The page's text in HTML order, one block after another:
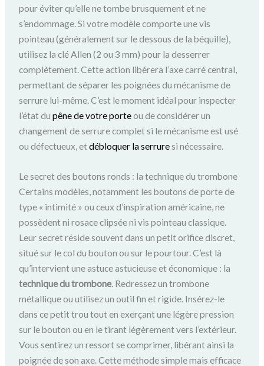
pour éviter qu’elle ne tombe brusquement et ne
s’endommage. Si votre modèle comporte une vis
pointeau (généralement sur le dessous de la béquille),
utilisez la clé Allen (2 ou 3 mm) pour la desserrer
complètement. Cette action libérera l’axe carré central,
permettant de séparer les poignées du mécanisme de
serrure lui-même. C’est le moment idéal pour inspecter
l’état dupêne de votre porteou de considérer un
changement de serrure complet si le mécanisme est usé
ou défectueux, etdébloquer la serruresi nécessaire.
Le secret des boutons ronds : la technique du trombone
Certains modèles, notamment les boutons de porte de
type « intimité » ou ceux d’inspiration américaine, ne
possèdent ni rosace clipsée ni vis pointeau classique.
Leur secret réside souvent dans un petit orifice discret,
situé sur le col du bouton ou sur le pourtour. C’est là
qu’intervient une astuce astucieuse et économique : la
technique du trombone. Redressez un trombone
métallique ou utilisez un outil fin et rigide. Insérez-le
dans ce petit trou tout en exerçant une légère pression
sur le bouton ou en le tirant légèrement vers l’extérieur.
Vous sentirez un ressort se comprimer, libérant ainsi la
poignée de son axe. Cette méthode simple mais efficace